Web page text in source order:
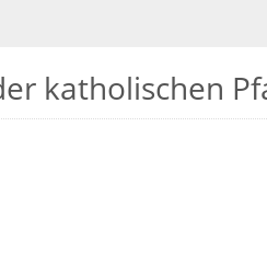
katholischen